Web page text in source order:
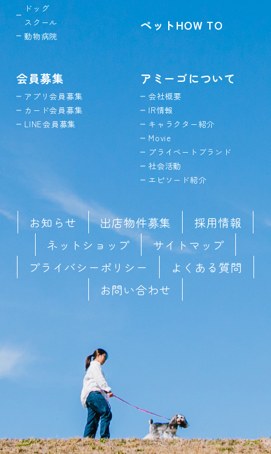
ドッグ
スクール
動物病院
ペットHOW TO
会員募集
アプリ会員募集
カード会員募集
LINE会員募集
アミーゴについて
会社概要
IR情報
キャラクター紹介
Movie
プライベートブランド
社会活動
エピソード紹介
お知らせ 出店物件募集
採用情報
ネットショップ
サイトマップ
プライバシーポリシー
よくある質問
お問い合わせ